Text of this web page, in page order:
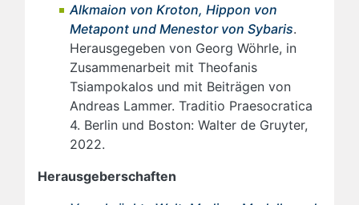
Alkmaion von Kroton, Hippon von
Metapont und Menestor von Sybaris.
Herausgegeben von Georg Wöhrle, in
Zusammenarbeit mit Theofanis
Tsiampokalos und mit Beiträgen von
Andreas Lammer. Traditio Praesocratica
4. Berlin und Boston: Walter de Gruyter,
2022.
Herausgeberschaften